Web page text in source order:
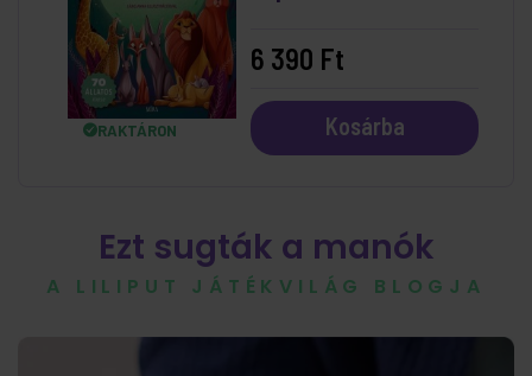
RAKTÁRON
6 390 Ft
Kosárba
Ezt sugták a manók
A LILIPUT JÁTÉKVILÁG BLOGJA